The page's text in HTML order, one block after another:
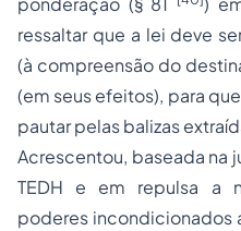
ressaltar que a lei deve
(à compreensão do
(em seus efeitos), para
pautar pelas balizas
Acrescentou, baseada na
TEDH e em repulsa a
poderes incondicionados